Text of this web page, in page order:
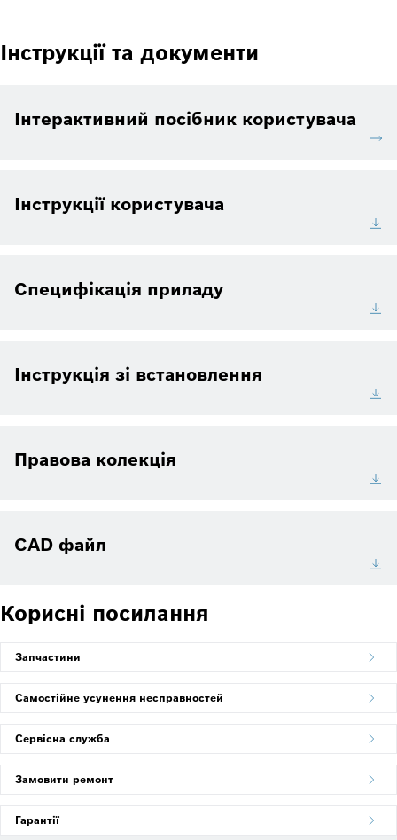
Інструкції та документи
Інтерактивний посібник користувача
Інструкції користувача
Специфікація приладу
Інструкція зі встановлення
Правова колекція
CAD файл
Корисні посилання
Запчастини
Самостійне усунення несправностей
Сервісна служба
Замовити ремонт
Гарантії